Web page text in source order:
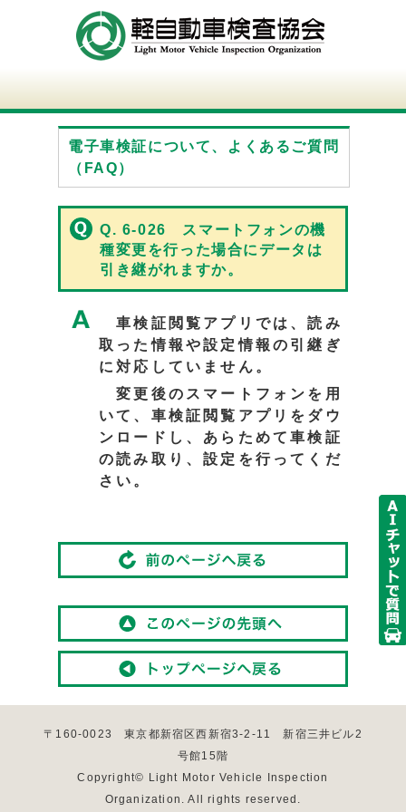
電子車検証について、よくあるご質問
（FAQ）
Q. 6-026 スマートフォンの機
種変更を行った場合にデータは
引き継がれますか。
車検証閲覧アプリでは、読み
取った情報や設定情報の引継ぎ
に対応していません。
変更後のスマートフォンを用
いて、車検証閲覧アプリをダウ
ンロードし、あらためて車検証
の読み取り、設定を行ってくだ
さい。
〒160-0023 東京都新宿区西新宿3-2-11 新宿三井ビル2
号館15階
Copyright© Light Motor Vehicle Inspection
Organization. All rights reserved.